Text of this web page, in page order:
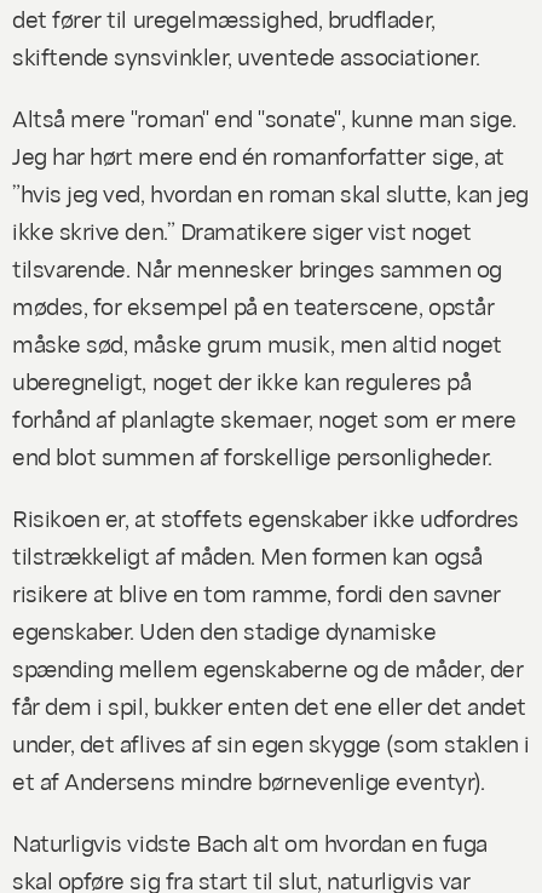
det fører til uregelmæssighed, brudflader,
skiftende synsvinkler, uventede associationer.
Altså mere "roman" end "sonate", kunne man sige.
Jeg har hørt mere end én romanforfatter sige, at
”hvis jeg ved, hvordan en roman skal slutte, kan jeg
ikke skrive den.” Dramatikere siger vist noget
tilsvarende. Når mennesker bringes sammen og
mødes, for eksempel på en teaterscene, opstår
måske sød, måske grum musik, men altid noget
uberegneligt, noget der ikke kan reguleres på
forhånd af planlagte skemaer, noget som er mere
end blot summen af forskellige personligheder.
Risikoen er, at stoffets egenskaber ikke udfordres
tilstrækkeligt af måden. Men formen kan også
risikere at blive en tom ramme, fordi den savner
egenskaber. Uden den stadige dynamiske
spænding mellem egenskaberne og de måder, der
får dem i spil, bukker enten det ene eller det andet
under, det aflives af sin egen skygge (som staklen i
et af Andersens mindre børnevenlige eventyr).
Naturligvis vidste Bach alt om hvordan en fuga
skal opføre sig fra start til slut, naturligvis var